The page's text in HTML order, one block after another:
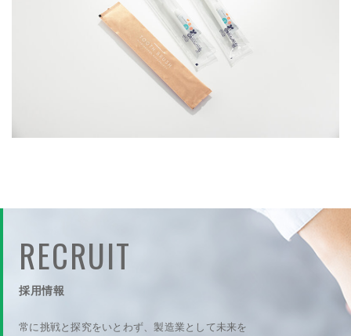
RECRUIT
採用情報
常に挑戦と探究をいとわず、製造業として未来を